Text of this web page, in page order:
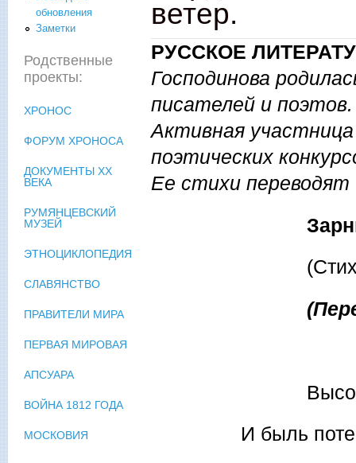
ветер.
РУССКОЕ ЛИТЕРАТ
Господинова
писателей и
Активная
поэтических
Ее стихи
Зарница и
(Перевод
Высокое,
И быль
обновления
Заметки
Родственные
проекты:
ХРОНОС
ФОРУМ ХРОНОСА
ДОКУМЕНТЫ XX
ВЕКА
РУМЯНЦЕВСКИЙ
МУЗЕЙ
ЭТНОЦИКЛОПЕДИЯ
СЛАВЯНСТВО
ПРАВИТЕЛИ МИРА
ПЕРВАЯ МИРОВАЯ
АПСУАРА
ВОЙНА 1812 ГОДА
МОСКОВИЯ